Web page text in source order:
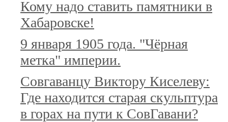
Кому надо ставить памятники в
Хабаровске!
9 января 1905 года. "Чёрная
метка" империи.
Совгаванцу Виктору Киселеву:
Где находится старая скульптура
в горах на пути к СовГавани?